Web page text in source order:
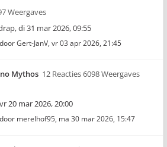
Weergaves
,di 31 mar 2026, 09:55
Gert-JanV, vr 03 apr 2026, 21:45
Mythos 12 Reacties 6098 Weergaves
vr 20 mar 2026, 20:00
merelhof95, ma 30 mar 2026, 15:47